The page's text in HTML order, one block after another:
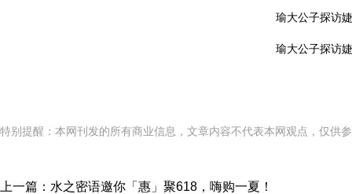
瑜大公子探访
瑜大公子探访
特别提醒：本网刊发的所有商业信息，文章内容不代表本网观点，仅供
上一篇： 水之密语邀你「惠」聚618，嗨购一夏！